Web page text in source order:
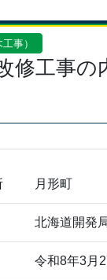
事）
修工事
月形町
北海道開発
令和8年3月